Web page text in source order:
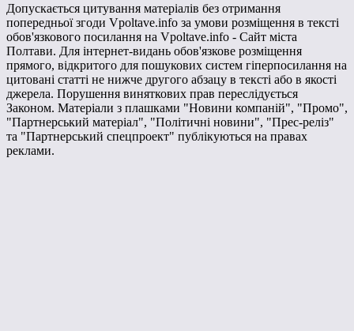
Допускається цитування матеріалів без отримання
попередньої згоди Vpoltave.info за умови розміщення в тексті
обов'язкового посилання на Vpoltave.info - Сайт міста
Полтави. Для інтернет-видань обов'язкове розміщення
прямого, відкритого для пошукових систем гіперпосилання на
цитовані статті не нижче другого абзацу в тексті або в якості
джерела. Порушення виняткових прав переслідується
Законом. Матеріали з плашками "Новини компаній", "Промо",
"Партнерський матеріал", "Політичні новини", "Прес-реліз"
та "Партнерський спецпроект" публікуються на правах
реклами.